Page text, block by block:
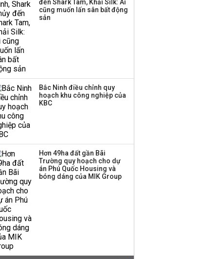
Thị trường thường
đến Shark Tam, Khải Silk: Ai
cũng muốn lấn sân bất động
sản
Bắc Ninh điều chỉnh quy
hoạch khu công nghiệp của
KBC
Hơn 49ha đất gần Bãi
Trường quy hoạch cho dự
án Phú Quốc Housing và
bóng dáng của MIK Group